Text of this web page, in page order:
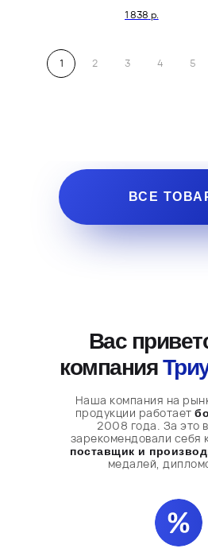
1 838 р.
1 2 3 4 5
ВСЕ
Наша компания на
продукции работает
2008 года. За это
зарекомендовали себя
поставщик и
медалей,
Вас
компания